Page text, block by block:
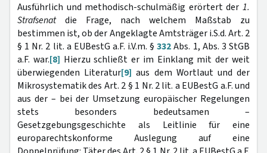
Ausführlich und methodisch-schulmäßig erörtert der 1.
Strafsenatdie Frage, nach welchem Maßstab zu
bestimmen ist, ob der Angeklagte Amtsträger i.S.d. Art. 2
§ 1 Nr. 2 lit. a EUBestG a.F. i.V.m. §332Abs. 1, Abs. 3 StGB
a.F. war.[8] Hierzu schließt er im Einklang mit der weit
überwiegenden Literatur[9] aus dem Wortlaut und der
Mikrosystematik des Art. 2 § 1 Nr. 2 lit. a EUBestG a.F. und
aus der – bei der Umsetzung europäischer Regelungen
stets besonders bedeutsamen –
Gesetzgebungsgeschichte als Leitlinie für eine
europarechtskonforme Auslegung auf eine